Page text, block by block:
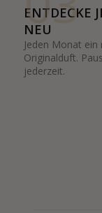
ENTDECKE
NEU
Jeden Monat ein
Originalduft.
jederzeit.